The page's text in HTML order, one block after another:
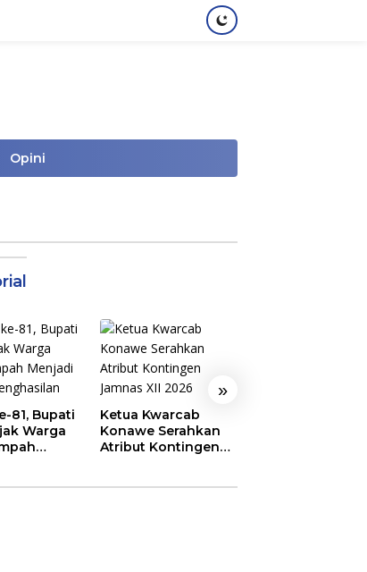
Opini
»
81, Bupati
Warga
Ketua Kwarcab
Konawe Serahkan
Atribut Kontingen